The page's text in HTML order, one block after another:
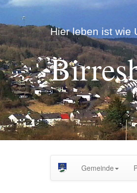
Hier leben ist wie
Gemeinde